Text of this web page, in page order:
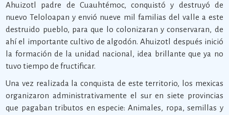
Ahuizotl padre de Cuauhtémoc, conquistó y destruyó de
nuevo Teloloapan y envió nueve mil familias del valle a este
destruido pueblo, para que lo colonizaran y conservaran, de
ahí el importante cultivo de algodón. Ahuizotl después inició
la formación de la unidad nacional, idea brillante que ya no
tuvo tiempo de fructificar.
Una vez realizada la conquista de este territorio, los mexicas
organizaron administrativamente el sur en siete provincias
que pagaban tributos en especie: Animales, ropa, semillas y